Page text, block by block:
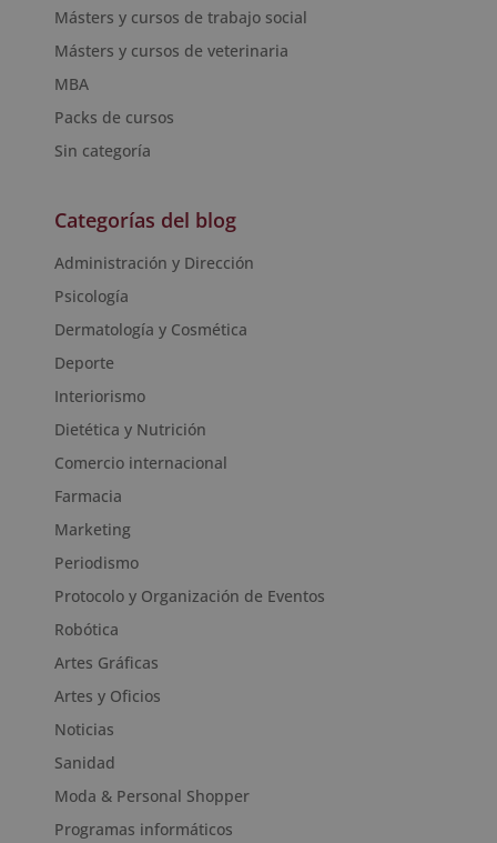
Másters y cursos de trabajo social
Másters y cursos de veterinaria
MBA
Packs de cursos
Sin categoría
Categorías del blog
Administración y Dirección
Psicología
Dermatología y Cosmética
Deporte
Interiorismo
Dietética y Nutrición
Comercio internacional
Farmacia
Marketing
Periodismo
Protocolo y Organización de Eventos
Robótica
Artes Gráficas
Artes y Oficios
Noticias
Sanidad
Moda & Personal Shopper
Programas informáticos